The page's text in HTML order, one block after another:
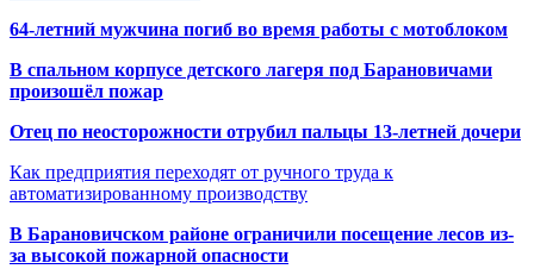
64-летний мужчина погиб во время работы с мотоблоком
В спальном корпусе детского лагеря под Барановичами
произошёл пожар
Отец по неосторожности отрубил пальцы 13-летней дочери
Как предприятия переходят от ручного труда к
автоматизированному производству
В Барановичском районе ограничили посещение лесов из-
за высокой пожарной опасности